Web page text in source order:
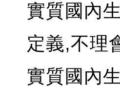
實質國內
定義,不理
實質國內